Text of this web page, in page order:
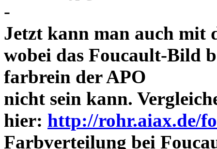
-
Jetzt kann man auch mit
wobei das Foucault-Bild
farbrein der APO
nicht sein kann.
hier: http://rohr.aiax.de/
Farbverteilung bei